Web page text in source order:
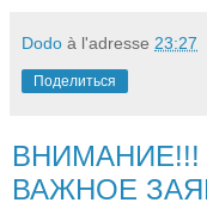
Dodo à l'adresse 23:27
Поделиться
ВАЖНОЕ